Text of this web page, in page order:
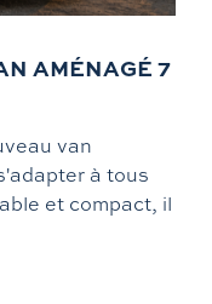
AMÉNAGÉ 7
van
à tous
et compact, il